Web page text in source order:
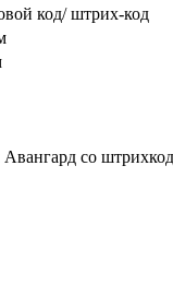
код/ штрих-код
со